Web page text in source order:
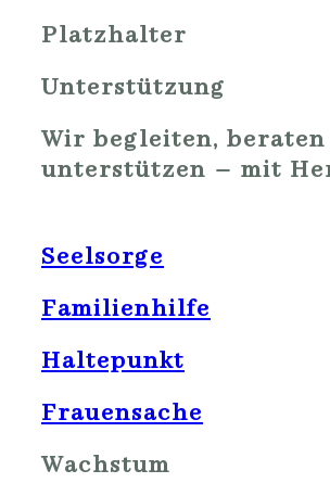
Platzhalter
Unterstützung
Wir begleiten,
unterstützen – mit
Seelsorge
Familienhilfe
Haltepunkt
Frauensache
Wachstum